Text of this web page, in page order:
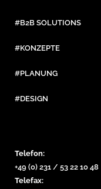
#B2B SOLUTIONS
#KONZEPTE
#PLANUNG
#DESIGN
Telefon:
+49 (0) 231 / 53 22 10 48
Telefax: